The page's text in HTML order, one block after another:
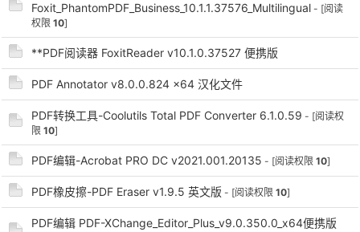
Foxit_PhantomPDF_Business_10.1.1.37576_Multilingual - [阅读
权限 10]
**PDF阅读器 FoxitReader v10.1.0.37527 便携版
PDF Annotator v8.0.0.824 x64 汉化文件
PDF转换工具-Coolutils Total PDF Converter 6.1.0.59 - [阅读权
限 10]
PDF编辑-Acrobat PRO DC v2021.001.20135 - [阅读权限 10]
PDF橡皮擦-PDF Eraser v1.9.5 英文版 - [阅读权限 10]
PDF编辑 PDF-XChange_Editor_Plus_v9.0.350.0_x64便携版